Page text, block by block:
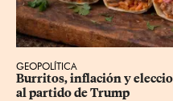
GEOPOLÍTICA
Burritos, inflación y
al partido de Trump